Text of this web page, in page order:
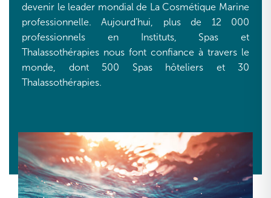
devenir le leader mondial de La Cosmétique Marine
professionnelle. Aujourd’hui, plus de 12 000
professionnels en Instituts, Spas et
Thalassothérapies nous font confiance à travers le
monde, dont 500 Spas hôteliers et 30
Thalassothérapies.